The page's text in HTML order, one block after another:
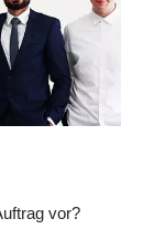
vor?